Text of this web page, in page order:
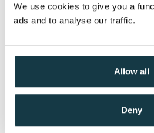
We use cookies to give you a
ads and to analyse our traffic.
Allow all
Deny
Medlem
Ikke
Kjøp
Andre
Emma Sköld /